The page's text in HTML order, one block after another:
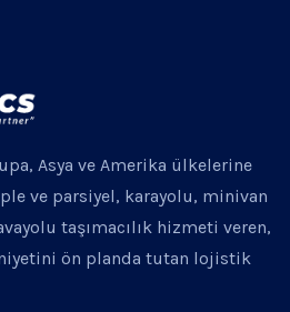
Asya ve Amerika ülkelerine
ve parsiyel, karayolu, minivan
taşımacılık hizmeti veren,
ön planda tutan lojistik